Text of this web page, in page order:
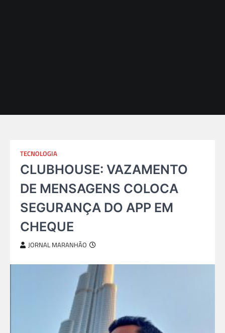
TECNOLOGIA
CLUBHOUSE: VAZAMENTO
DE MENSAGENS COLOCA
SEGURANÇA DO APP EM
CHEQUE
JORNAL MARANHÃO